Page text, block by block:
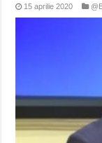
15 aprilie 2020